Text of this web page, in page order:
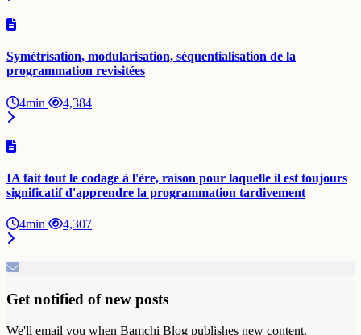
Symétrisation, modularisation, séquentialisation de la
programmation revisitées
4min 4,384
IA fait tout le codage à l'ère, raison pour laquelle il est toujours
significatif d'apprendre la programmation tardivement
4min 4,307
Get notified of new posts
We'll email you when Bamchi Blog publishes new content.